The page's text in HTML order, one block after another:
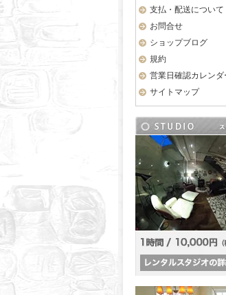
支払・配送について
お問合せ
ショップブログ
規約
営業日確認カレンダ
サイトマップ